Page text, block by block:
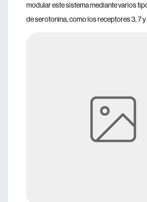
modular este sistema mediante varios
de serotonina, como los receptores 3, 7 y